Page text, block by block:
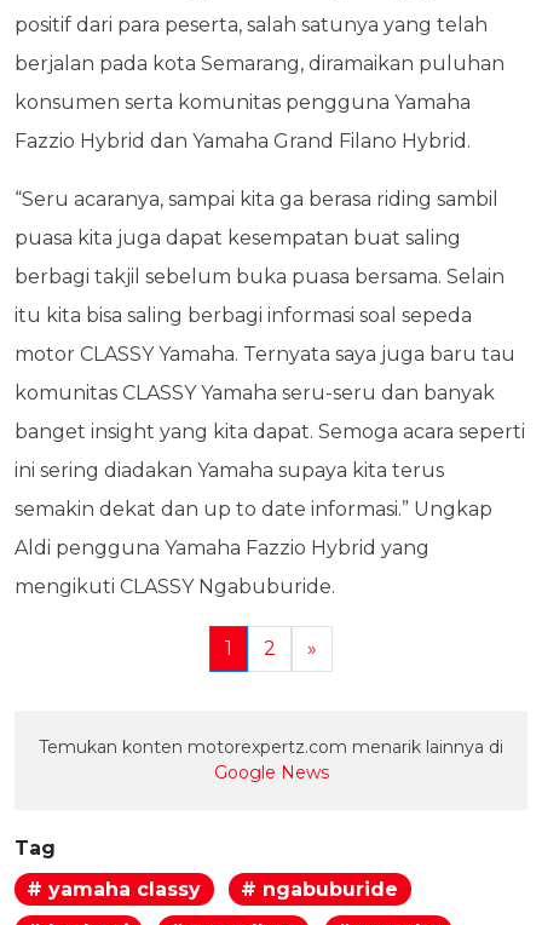
positif dari para peserta, salah satunya yang telah
berjalan pada kota Semarang, diramaikan puluhan
konsumen serta komunitas pengguna Yamaha
Fazzio Hybrid dan Yamaha Grand Filano Hybrid.
“Seru acaranya, sampai kita ga berasa riding sambil
puasa kita juga dapat kesempatan buat saling
berbagi takjil sebelum buka puasa bersama. Selain
itu kita bisa saling berbagi informasi soal sepeda
motor CLASSY Yamaha. Ternyata saya juga baru tau
komunitas CLASSY Yamaha seru-seru dan banyak
banget insight yang kita dapat. Semoga acara seperti
ini sering diadakan Yamaha supaya kita terus
semakin dekat dan up to date informasi.” Ungkap
Aldi pengguna Yamaha Fazzio Hybrid yang
mengikuti CLASSY Ngabuburide.
1 2 »
Temukan konten motorexpertz.com menarik lainnya di
Google News
Tag
# yamaha classy
# ngabuburide